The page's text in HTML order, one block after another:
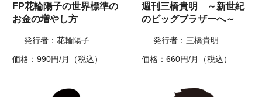
FP花輪陽子の世界標準の
お金の増やし方
発行者：花輪陽子
価格：990円/月（税込）
週刊三橋貴明 ～新世紀
のビッグブラザーへ～
発行者：三橋貴明
価格：660円/月（税込）